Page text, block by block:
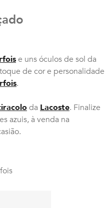
e uns óculos de sol da
de cor e personalidade
.
da Lacoste. Finalize
azuis, à venda na